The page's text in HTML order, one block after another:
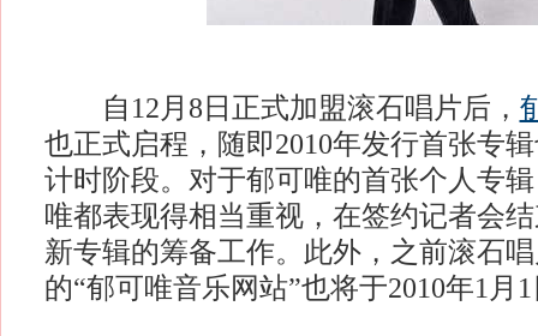
自12月8日正式加盟滚石唱片后，
也正式启程，随即2010年发行首张专
计时阶段。对于郁可唯的首张个人专
唯都表现得相当重视，在签约记者会
新专辑的筹备工作。此外，之前滚石
的“郁可唯音乐网站”也将于2010年1月